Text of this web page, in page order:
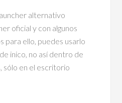
alternativo
oficial y con algunos
para ello, puedes usarlo
inico, no así dentro de
sólo en el escritorio